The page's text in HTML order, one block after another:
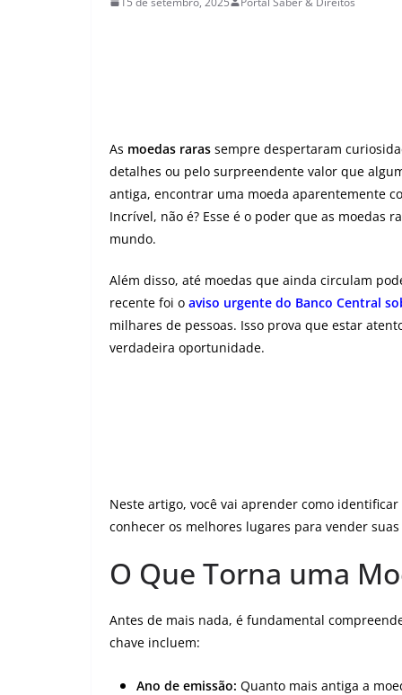
As moedas raras sempre despertaram
detalhes ou pelo surpreendente valor que
antiga, encontrar uma moeda aparentemente
Incrível, não é? Esse é o poder que as moedas
mundo.
Além disso, até moedas que ainda circulam
recente foi o aviso urgente do Banco Central
milhares de pessoas. Isso prova que estar
verdadeira oportunidade.
Neste artigo, você vai aprender como
conhecer os melhores lugares para vender
O Que Torna uma
Antes de mais nada, é fundamental
chave incluem:
Ano de emissão: Quanto mais antiga a